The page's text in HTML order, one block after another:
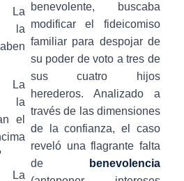
la
la
el
benevolente, buscaba
modificar el fideicomiso
familiar para despojar de
su poder de voto a tres de
sus cuatro hijos
herederos. Analizado a
través de las dimensiones
de la confianza, el caso
reveló una flagrante falta
de
benevolencia